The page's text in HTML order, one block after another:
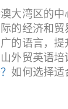
湾区的中
的经济和
的语言，提
外贸英语培
如何选择适